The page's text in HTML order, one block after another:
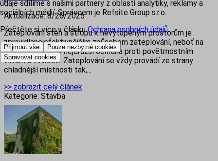
Aktualizace:8/26/2025
Zateplování stěn a stropu k nevytápěným prostorům je
zpravidlanejefektivnějším způsobem zateplování, neboť na
zateplení je vždy nejdražší ochrana proti povětrnostním
vlivům a vlhkosti. Zateplování se vždy provádí ze strany
chladnější místnosti tak,...
>> zobrazit celý článek
Kategorie: Stavba
údaje sdílíme s našimi partnery z oblasti analytiky, reklamy a
sociálních médií. Správcem je Refsite Group s.r.o.
Přečtěte si více v článku Ochrana osobních údajů.
Přijmout vše
Pouze nezbytné cookies
Spravovat cookies